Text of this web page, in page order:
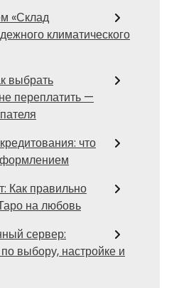
«Склад
климатического
выбрать
переплатить —
что
Как правильно
на любовь
сервер:
выбору, настройке и